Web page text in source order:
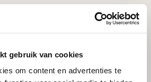
gebruik van cookies
om content en advertenties te